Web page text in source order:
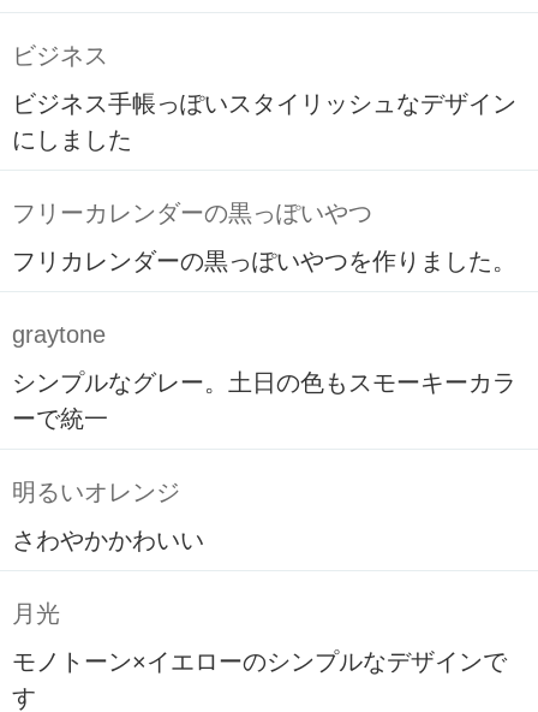
ビジネス
ビジネス手帳っぽいスタイリッシュなデザイン
にしました
フリーカレンダーの黒っぽいやつ
フリカレンダーの黒っぽいやつを作りました。
graytone
シンプルなグレー。土日の色もスモーキーカラ
ーで統一
明るいオレンジ
さわやかかわいい
月光
モノトーン×イエローのシンプルなデザインで
す